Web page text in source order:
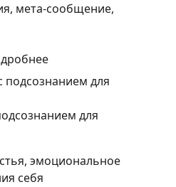
мета-сообщение,
для
эмоциональное
себя